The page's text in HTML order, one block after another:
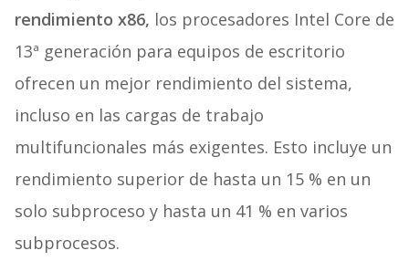
rendimiento x86, los procesadores Intel Core de
13ª generación para equipos de escritorio
ofrecen un mejor rendimiento del sistema,
incluso en las cargas de trabajo
multifuncionales más exigentes. Esto incluye un
rendimiento superior de hasta un 15 % en un
solo subproceso y hasta un 41 % en varios
subprocesos.